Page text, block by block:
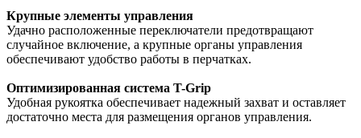
Крупные элементы управления
Удачно расположенные переключатели предотвращают
случайное включение, а крупные органы управления
обеспечивают удобство работы в перчатках.
Оптимизированная система T-Grip
Удобная рукоятка обеспечивает надежный захват и оставляет
достаточно места для размещения органов управления.